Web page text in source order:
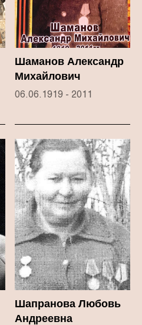
Шаманов Александр
Михайлович
06.06.1919 - 2011
Шапранова Любовь
Андреевна